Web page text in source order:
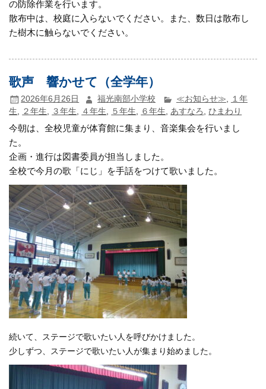
の防除作業を行います。
散布中は、校庭に入らないでください。また、数日は散布し
た樹木に触らないでください。
歌声 響かせて（全学年）
2026年6月26日 福光南部小学校 ≪お知らせ≫, １年
生
２年生 ３年生 ４年生 ５年生 ６年生 あすなろ ,ひまわり
今朝は、全校児童が体育館に集まり、音楽集会を行いまし
た。
企画・進行は図書委員が担当しました。
全校で今月の歌「にじ」を手話をつけて歌いました。
続いて、ステージで歌いたい人を呼びかけました。
少しずつ、ステージで歌いたい人が集まり始めました。